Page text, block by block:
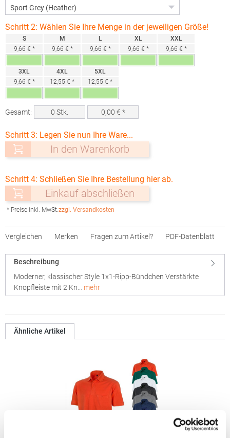
Schritt 2: Wählen Sie Ihre Menge in der jeweiligen Größe!
S
9,66 € *
M
9,66 € *
L
9,66 € *
XL
9,66 € *
XXL
9,66 € *
3XL
9,66 € *
4XL
12,55 € *
5XL
12,55 € *
Gesamt: 0 Stk. 0,00 € *
Schritt 3: Legen Sie nun Ihre Ware...
In den Warenkorb
Schritt 4: Schließen Sie Ihre Bestellung hier ab.
Einkauf abschließen
* Preise inkl. MwSt.zzgl. Versandkosten
Vergleichen Merken Fragen zum Artikel? PDF-Datenblatt
Beschreibung
Moderner, klassischer Style 1x1-Ripp-Bündchen Verstärkte
Knopfleiste mit 2 Kn… mehr
Ähnliche Artikel